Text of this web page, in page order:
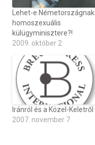
Lehet-e Németországnak
homoszexuális
külügyminisztere?!
2009. október 2
Iránról és a Közel-Keletről
2007. november 7